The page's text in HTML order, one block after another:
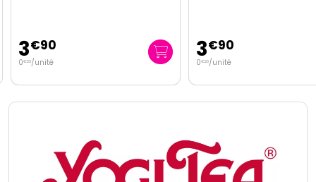
3€90
0€23/unité 3€90
0€23/unité